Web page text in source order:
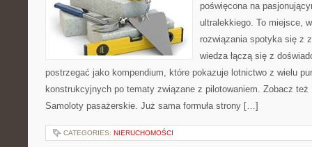
poświęcona na
ultralekkiego. To miejsce,
rozwiązania spotyka się z
wiedza łączą się z
postrzegać jako kompendium, które pokazuje lotnictwo z wielu
konstrukcyjnych po tematy związane z pilotowaniem. Zobacz
Samoloty pasażerskie. Już sama formuła strony […]
CATEGORIES: NIERUCHOMOŚCI